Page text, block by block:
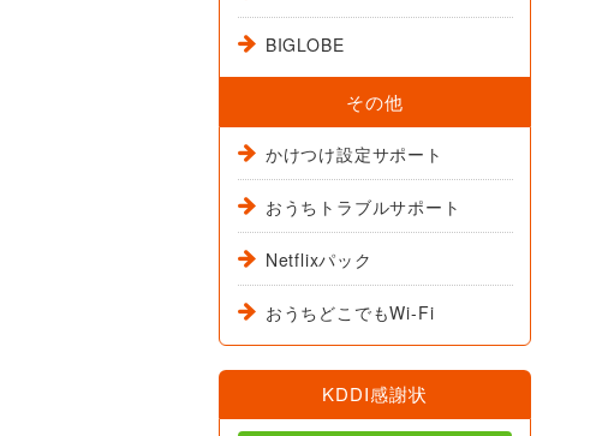
BIGLOBE
その他
かけつけ設定サポート
おうちトラブルサポート
Netflixパック
おうちどこでもWi-Fi
KDDI感謝状